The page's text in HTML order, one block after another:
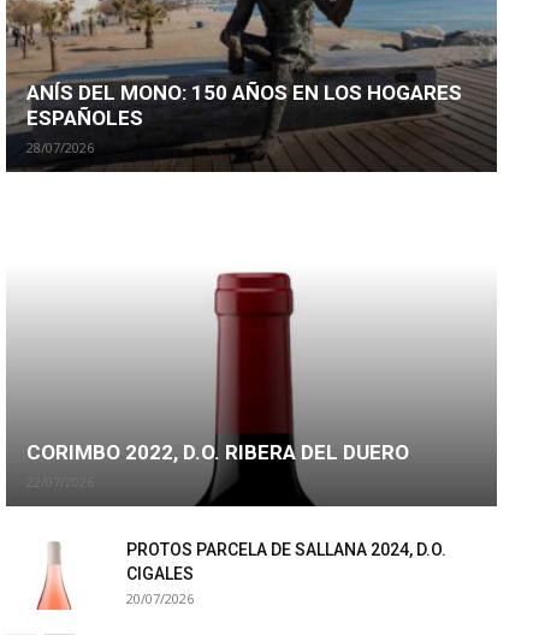
ANÍS DEL MONO: 150 AÑOS EN LOS HOGARES
ESPAÑOLES
28/07/2026
CORIMBO 2022, D.O. RIBERA DEL DUERO
22/07/2026
PROTOS PARCELA DE SALLANA 2024, D.O.
CIGALES
20/07/2026